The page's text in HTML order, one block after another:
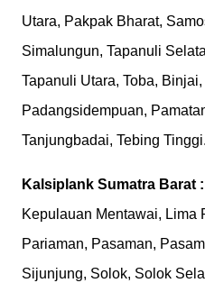
Utara, Pakpak Bharat,
Simalungun, Tapanuli
Tapanuli Utara, Toba,
Padangsidempuan,
Tanjungbadai, Tebing Tinggi.
Kalsiplank Sumatra Barat :
Kepulauan Mentawai, Lima
Pariaman, Pasaman,
Sijunjung, Solok, Solok